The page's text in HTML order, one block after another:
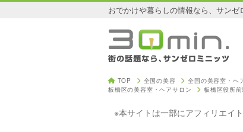
おでかけや暮らしの情報なら、サンゼ
TOP 全国の美容 全国の美容室・ヘ
板橋区の美容室・ヘアサロン
板橋区役所
※本サイトは一部にアフィリエイ